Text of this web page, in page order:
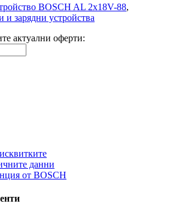
BOSCH AL 2x18V-88,
и зарядни устройства
актуални оферти:
данни
от BOSCH